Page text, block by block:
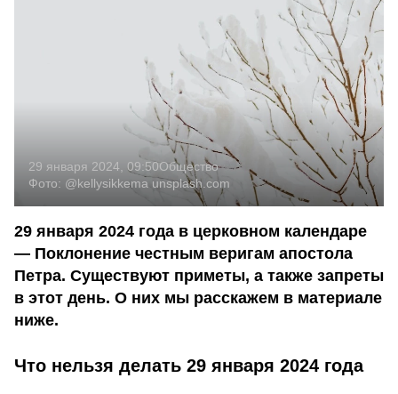
29 января 2024, 09:50Общество
Фото: @kellysikkema unsplash.com
29 января 2024 года в церковном календаре
— Поклонение честным веригам апостола
Петра. Существуют приметы, а также запреты
в этот день. О них мы расскажем в материале
ниже.
Что нельзя делать 29 января 2024 года